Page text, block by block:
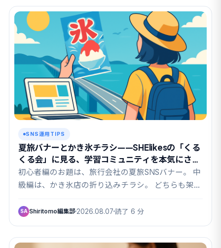
SNS運用TIPS
夏旅バナーとかき氷チラシ——SHElikesの「くる
くる会」に見る、学習コミュニティを本気にさせ
る課題設計
初心者編のお題は、旅行会社の夏旅SNSバナー。 中
級編は、かき氷店の折り込みチラシ。 どちらも架空
SA Shiritomo編集部 2026.08.07 読了 6 分